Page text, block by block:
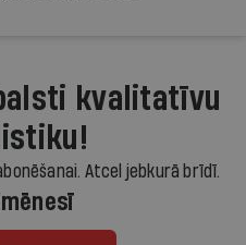
kvalitatīvu
Atcel jebkurā brīdī.